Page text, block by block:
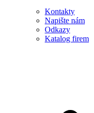
Kontakty
Napište nám
Odkazy
Katalog firem